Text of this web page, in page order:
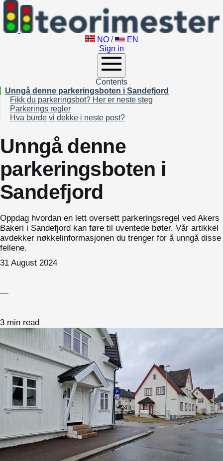
NO /
EN
Sign in
Contents
Unngå denne parkeringsboten i Sandefjord
Fikk du parkeringsbot? Her er neste steg
Parkerings regler
Hva burde vi dekke i neste post?
Unngå denne
parkeringsboten i
Sandefjord
Oppdag hvordan en lett oversett parkeringsregel ved Akers
Bakeri i Sandefjord kan føre til uventede bøter. Vår artikkel
avdekker nøkkelinformasjonen du trenger for å unngå disse
fellene.
31 August 2024
—
3 min read